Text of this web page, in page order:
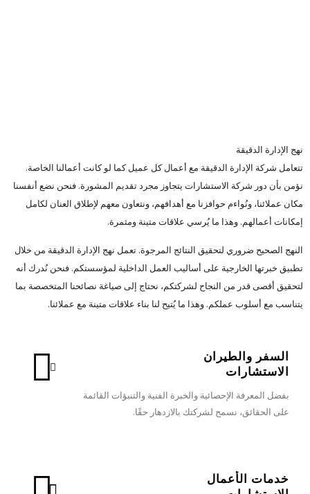
نهج الإدارة الدقيقة
تتعامل شركة الإدارة الدقيقة مع أعمال كل عميل كما لو كانت أعمالنا الخاصة.
نؤمن بأن دور شركة الاستشارات يتجاوز مجرد تقديم المشورة. فنحن نضع أنفسنا
مكان عملائنا، ونُواءم حوافزنا مع أهدافهم، ونتعاون معهم لإطلاق العنان لكامل
إمكانات أعمالهم. وهذا ما يُرسي علاقات متينة ومثمرة.
النهج الصحيح ضروري لتحقيق النتائج المرجوة. تعمل نهج الإدارة الدقيقة من خلال
تطبيق خبرتها الخارجية على أساليب العمل الداخلية لمؤسستكم. فنحن نُدرك أنه
لتحقيق أقصى قدر من النجاح لشركتكم، نحتاج إلى صياغة نصائحنا المتخصصة بما
يتناسب مع أسلوب عملكم. وهذا ما يُتيح لنا بناء علاقات متينة مع عملائنا.
السفر والطيران
الاستشارات
بفضل المعرفة الإحصائية والخبرة الفنية والتنبؤات القائمة
على الحقائق، نسمح لشركتك بالازدهار حقًا.
خدمات الأعمال